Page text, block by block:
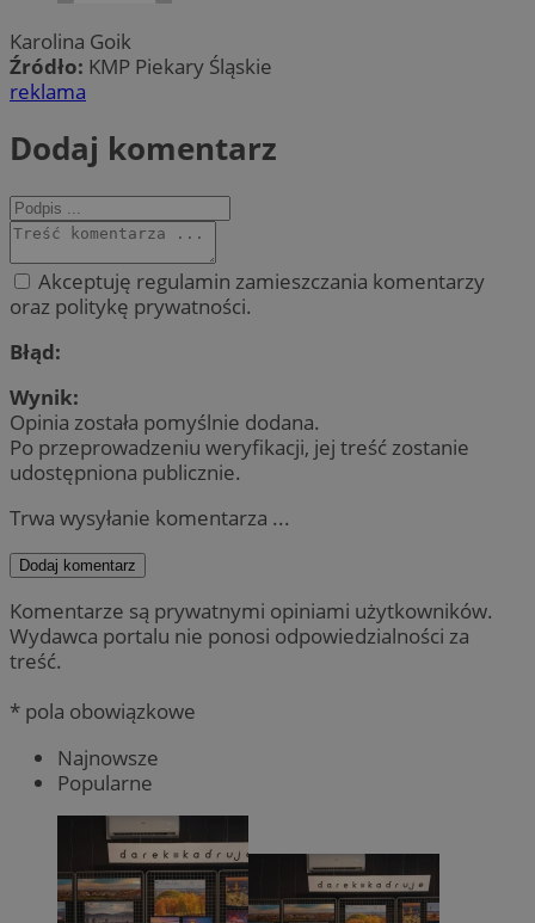
Karolina Goik
Źródło: KMP Piekary Śląskie
reklama
Dodaj komentarz
Akceptuję regulamin zamieszczania komentarzy
oraz politykę prywatności.
Błąd:
Wynik:
Opinia została pomyślnie dodana.
Po przeprowadzeniu weryfikacji, jej treść zostanie
udostępniona publicznie.
Trwa wysyłanie komentarza ...
Dodaj komentarz
Komentarze są prywatnymi opiniami użytkowników.
Wydawca portalu nie ponosi odpowiedzialności za
treść.
* pola obowiązkowe
Najnowsze
Popularne